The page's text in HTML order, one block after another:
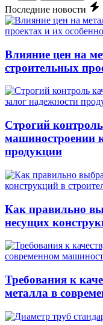
цветового
режима
Последние новости
Влияние цен на
строительных
Строгий
машиностроении
продукции
Как правильно
несущих
Требования к
металла в